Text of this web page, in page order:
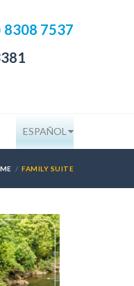
8308 7537
ESPAÑOL
FAMILY SUITE